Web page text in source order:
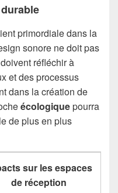
primordiale dans la
sonore ne doit pas
réfléchir à
et des processus
dans la création de
écologiquepourra
de plus en plus
sur les espaces
de réception